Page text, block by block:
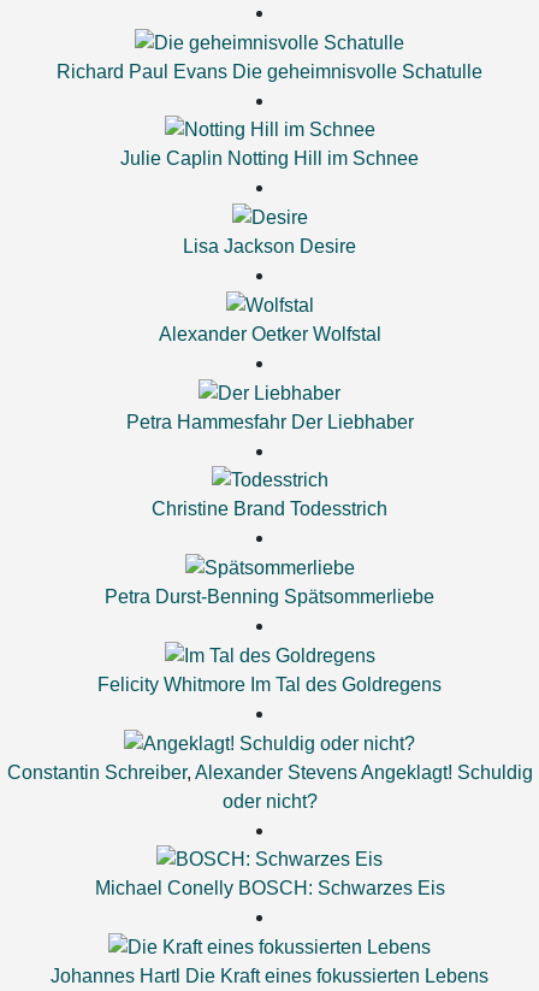
Richard Paul Evans Die geheimnisvolle Schatulle
Julie Caplin Notting Hill im Schnee
Lisa Jackson Desire
Alexander Oetker Wolfstal
Petra Hammesfahr Der Liebhaber
Christine Brand Todesstrich
Petra Durst-Benning Spätsommerliebe
Felicity Whitmore Im Tal des Goldregens
Constantin Schreiber, Alexander Stevens Angeklagt! Schuldig
oder nicht?
Michael Conelly BOSCH: Schwarzes Eis
Johannes Hartl Die Kraft eines fokussierten Lebens